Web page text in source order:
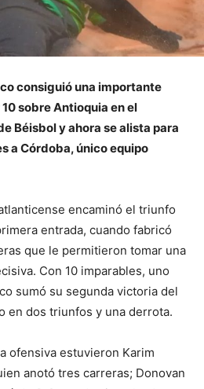
consiguió una importante
sobre Antioquia en el
Béisbol y ahora se alista para
a Córdoba, único equipo
encaminó el triunfo
entrada, cuando fabricó
que le permitieron tomar una
Con 10 imparables, uno
sumó su segunda victoria del
en dos triunfos y una derrota.
ofensiva estuvieron Karim
anotó tres carreras; Donovan